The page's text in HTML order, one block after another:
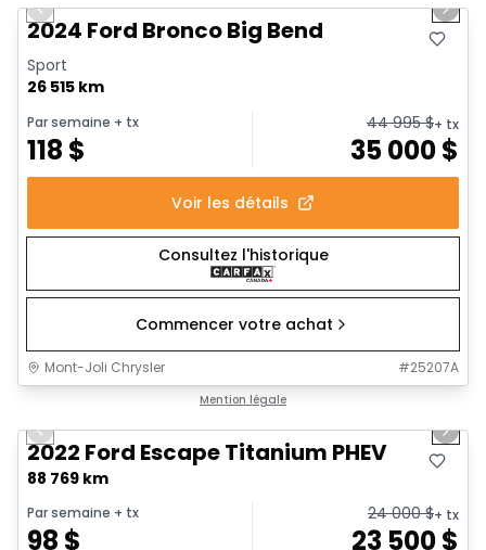
Previous slide Next
2024 Ford Bronco Big Bend
Sport
26 515 km
Par semaine + tx
118 $
44 995$+ tx
35 000$
Voir les détails
Consultez l'historique
Commencer votre achat
Mont-Joli Chrysler #25207A
Mention légale
Previous slide Next
2022 Ford Escape Titanium PHEV
88 769 km
Par semaine + tx
98 $
24 000$+ tx
23 500$